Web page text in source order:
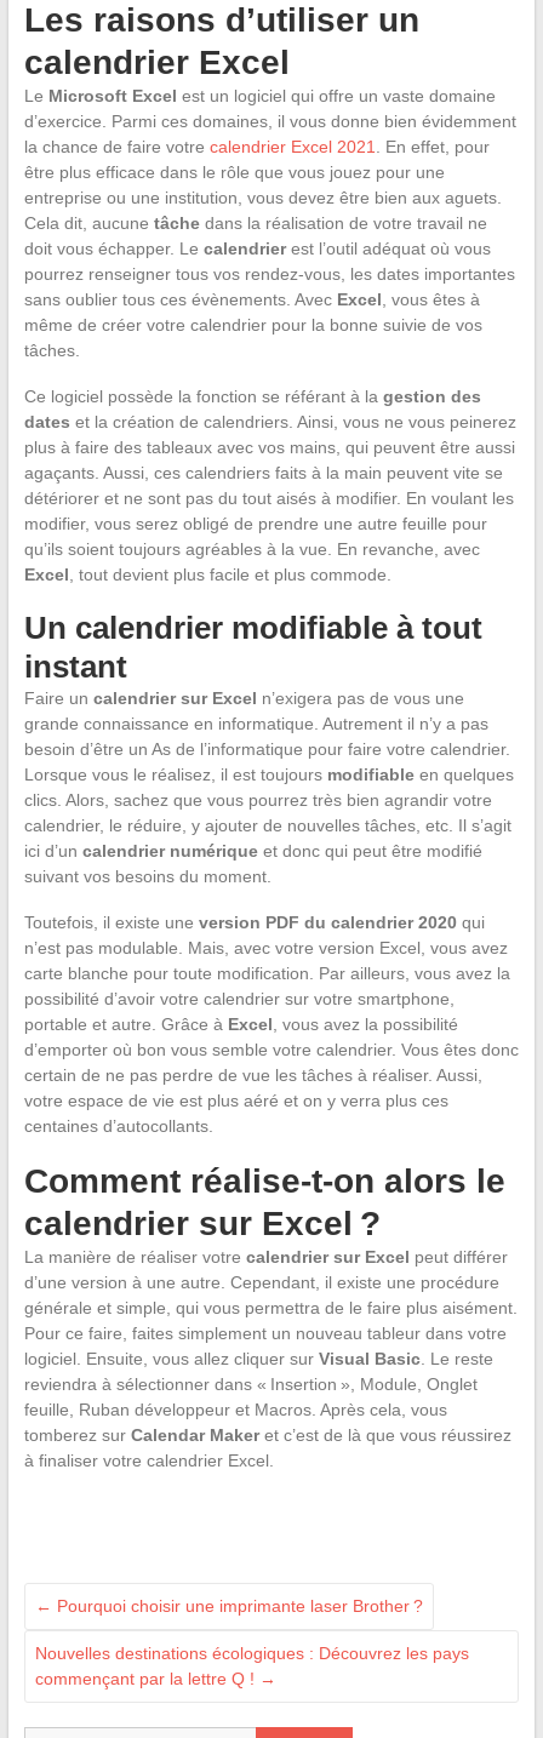
Les raisons d’utiliser un
calendrier Excel
Le Microsoft Excel est un logiciel qui offre un vaste domaine
d’exercice. Parmi ces domaines, il vous donne bien évidemment
la chance de faire votre calendrier Excel 2021. En effet, pour
être plus efficace dans le rôle que vous jouez pour une
entreprise ou une institution, vous devez être bien aux aguets.
Cela dit, aucune tâche dans la réalisation de votre travail ne
doit vous échapper. Le calendrierest l’outil adéquat où vous
pourrez renseigner tous vos rendez-vous, les dates importantes
sans oublier tous ces évènements. Avec Excel, vous êtes à
même de créer votre calendrier pour la bonne suivie de vos
tâches.
Ce logiciel possède la fonction se référant à la gestion des
dates et la création de calendriers. Ainsi, vous ne vous peinerez
plus à faire des tableaux avec vos mains, qui peuvent être aussi
agaçants. Aussi, ces calendriers faits à la main peuvent vite se
détériorer et ne sont pas du tout aisés à modifier. En voulant les
modifier, vous serez obligé de prendre une autre feuille pour
qu’ils soient toujours agréables à la vue. En revanche, avec
Excel, tout devient plus facile et plus commode.
Un calendrier modifiable à tout
instant
Faire un calendrier sur Excel n’exigera pas de vous une
grande connaissance en informatique. Autrement il n’y a pas
besoin d’être un As de l’informatique pour faire votre calendrier.
Lorsque vous le réalisez, il est toujours modifiableen quelques
clics. Alors, sachez que vous pourrez très bien agrandir votre
calendrier, le réduire, y ajouter de nouvelles tâches, etc. Il s’agit
ici d’un calendrier numériqueet donc qui peut être modifié
suivant vos besoins du moment.
Toutefois, il existe une version PDF du calendrier 2020qui
n’est pas modulable. Mais, avec votre version Excel, vous avez
carte blanche pour toute modification. Par ailleurs, vous avez la
possibilité d’avoir votre calendrier sur votre smartphone,
portable et autre. Grâce à Excel, vous avez la possibilité
d’emporter où bon vous semble votre calendrier. Vous êtes donc
certain de ne pas perdre de vue les tâches à réaliser. Aussi,
votre espace de vie est plus aéré et on y verra plus ces
centaines d’autocollants.
Comment réalise-t-on alors le
calendrier sur Excel ?
La manière de réaliser votre calendrier sur Excel peut différer
d’une version à une autre. Cependant, il existe une procédure
générale et simple, qui vous permettra de le faire plus aisément.
Pour ce faire, faites simplement un nouveau tableur dans votre
logiciel. Ensuite, vous allez cliquer sur Visual Basic. Le reste
reviendra à sélectionner dans « Insertion », Module, Onglet
feuille, Ruban développeur et Macros. Après cela, vous
tomberez sur Calendar Makeret c’est de là que vous réussirez
à finaliser votre calendrier Excel.
← Pourquoi choisir une imprimante laser Brother ?
Nouvelles destinations écologiques : Découvrez les pays
commençant par la lettre Q ! →